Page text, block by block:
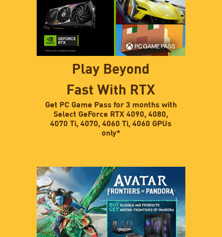
Play Beyond
Fast With RTX
Get PC Game Pass for 3 months with
Select GeForce RTX 4090, 4080,
4070 Ti, 4070, 4060 Ti, 4060 GPUs
only*